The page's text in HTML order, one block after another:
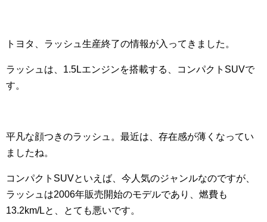
トヨタ、ラッシュ生産終了の情報が入ってきました。
ラッシュは、1.5Lエンジンを搭載する、コンパクトSUVで
す。
平凡な顔つきのラッシュ。最近は、存在感が薄くなってい
ましたね。
コンパクトSUVといえば、今人気のジャンルなのですが、
ラッシュは2006年販売開始のモデルであり、燃費も
13.2km/Lと、とても悪いです。